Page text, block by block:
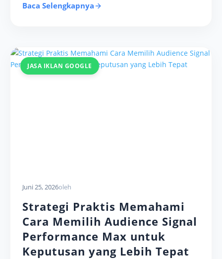
Baca Selengkapnya
JASA IKLAN GOOGLE
Juni 25, 2026oleh
Strategi Praktis Memahami
Cara Memilih Audience Signal
Performance Max untuk
Keputusan yang Lebih Tepat